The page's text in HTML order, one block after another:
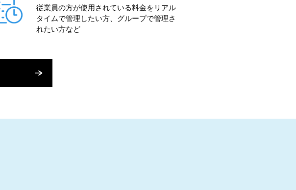
従業員の方が使用されている料金をリアル
タイムで管理したい方、グループで管理さ
れたい方など